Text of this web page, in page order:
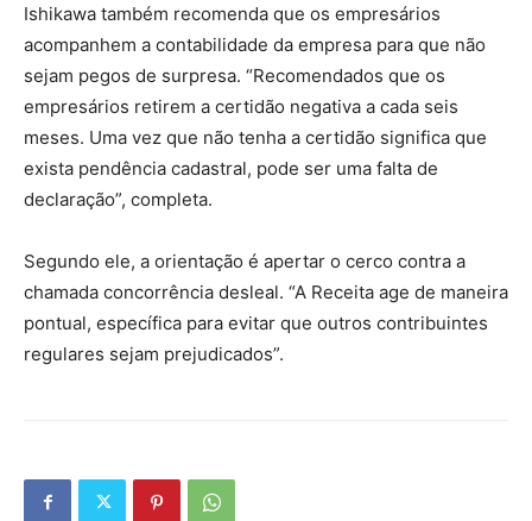
Ishikawa também recomenda que os empresários
acompanhem a contabilidade da empresa para que não
sejam pegos de surpresa. “Recomendados que os
empresários retirem a certidão negativa a cada seis
meses. Uma vez que não tenha a certidão significa que
exista pendência cadastral, pode ser uma falta de
declaração”, completa.
Segundo ele, a orientação é apertar o cerco contra a
chamada concorrência desleal. “A Receita age de maneira
pontual, específica para evitar que outros contribuintes
regulares sejam prejudicados”.